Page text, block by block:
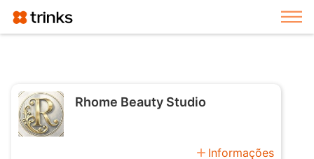
Rhome Beauty Studio
add Informações